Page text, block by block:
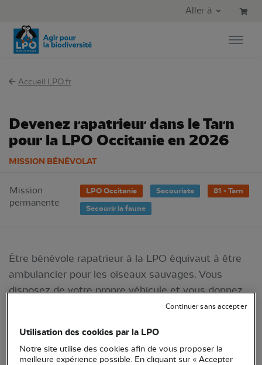
Aller au menu principal
Aller à
Accueil LPO.fr
Devenez rapatrieur dans le Tarn
pour la LPO Occitanie en 2026
MISSION BÉNÉVOLAT
Mission
permanente
LPO Occitanie Secouriste
81 - Tarn
Secourir la faune
Être bénévole rapatrieur à la LPO équivaut à être
ambulancier pour les oiseaux sauvages. Vous
disposez de votre propre véhicule et vous donnez
de votre temps pour transporter un oiseau en
(rapprocher les animaux pour qu’un autre bénévole
termine la route).
Utilisation des cookies par la LPO
Notre site utilise des cookies afin de vous proposer la
meilleure expérience possible. En cliquant sur « Accepter
Continuer sans accepter